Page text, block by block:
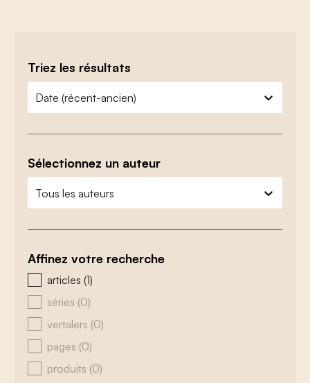
Triez les résultats
zoeken - sorteer
trier le contenu
Sélectionnez un auteur
zoeken - auteurs
sélectionnez le contenu
Affinez votre recherche
zoeken - type
articles (1)
séries (0)
vertalers (0)
pages (0)
produits (0)